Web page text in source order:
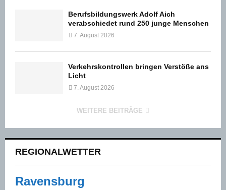
Berufsbildungswerk Adolf Aich
verabschiedet rund 250 junge Menschen
7. August 2026
Verkehrskontrollen bringen Verstöße ans
Licht
7. August 2026
WEITERE BEITRÄGE
REGIONALWETTER
Ravensburg